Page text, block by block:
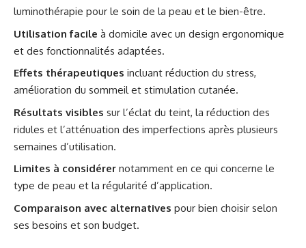
luminothérapie pour le soin de la peau et le bien-être.
Utilisation facile à domicile avec un design ergonomique
et des fonctionnalités adaptées.
Effets thérapeutiques incluant réduction du stress,
amélioration du sommeil et stimulation cutanée.
Résultats visibles sur l’éclat du teint, la réduction des
ridules et l’atténuation des imperfections après plusieurs
semaines d’utilisation.
Limites à considérer notamment en ce qui concerne le
type de peau et la régularité d’application.
Comparaison avec alternatives pour bien choisir selon
ses besoins et son budget.